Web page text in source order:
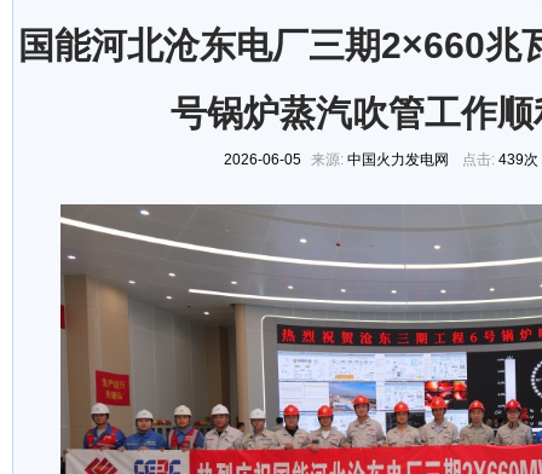
国能河北沧东电厂三期2×660兆
号锅炉蒸汽吹管工作
2026-06-05 来源: 中国火力发电网 点击: 439次